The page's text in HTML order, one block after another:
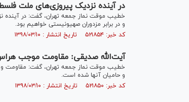
در آینده نزدیک پیروزی‌های ملت
خطیب موقت نماز جمعه تهران، گفت: در آینده
و در برابر مزدوران صهیونیستی خواهیم بود.
کد خبر: ۵۲۱۸۵۴ تاریخ انتشار : ۱۳۹۸/۰۳/۱۰
آیت‌الله صدیقی: مقاومت موجب
خطیب موقت نماز جمعه تهران، گفت: مقاومت و
و حامیان آنها شده است.
کد خبر: ۵۲۱۸۵۰ تاریخ انتشار : ۱۳۹۸/۰۳/۱۰